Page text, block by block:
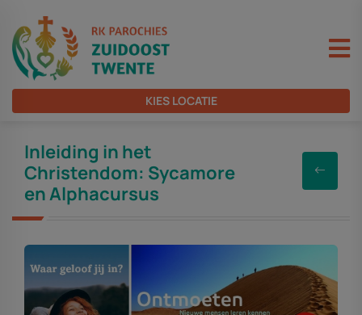
KIES LOCATIE
Inleiding in het
Christendom: Sycamore
en Alphacursus